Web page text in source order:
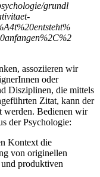
grundl
assoziieren wir
oder
Disziplinen, die mittels
Zitat, kann der
werden. Bedienen wir
der Psychologie:
Kontext die
von originellen
produktiven